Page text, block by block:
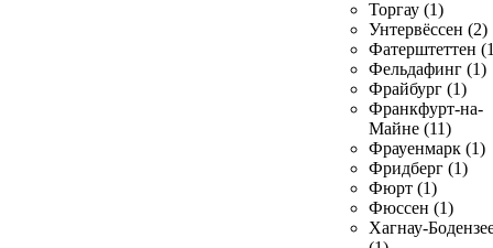
Торгау (1)
Унтервёссен (2)
Фатерштеттен
Фельдафинг (1)
Фрайбург (1)
Франкфурт-на-
Майне (11)
Фрауенмарк (1)
Фридберг (1)
Фюрт (1)
Фюссен (1)
Хагнау-